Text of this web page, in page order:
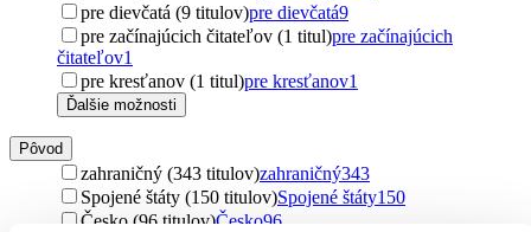
pre dievčatá (9 titulov)pre dievčatá9
pre začínajúcich čitateľov (1 titul)pre začínajúcich
čitateľov1
pre kresťanov (1 titul)pre kresťanov1
Ďalšie možnosti
Pôvod
zahraničný (343 titulov)zahraničný343
Spojené štáty (150 titulov)Spojené štáty150
Česko (96 titulov)Česko96